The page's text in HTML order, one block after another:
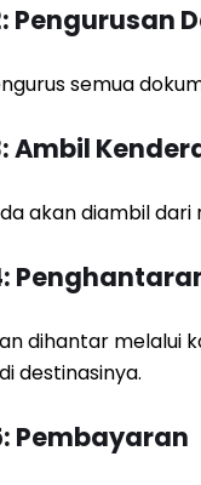
Pengurusan
semua
Ambil
akan diambil
dihantar melalui
destinasinya.
Pembayaran